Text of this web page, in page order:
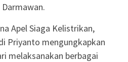
Apel Siaga Kelistrikan,
Priyanto mengungkapkan
melaksanakan berbagai